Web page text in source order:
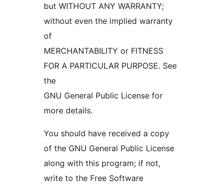
but WITHOUT ANY WARRANTY;
without even the implied warranty
of
MERCHANTABILITY or FITNESS
FOR A PARTICULAR PURPOSE. See
the
GNU General Public License for
more details.
You should have received a copy
of the GNU General Public License
along with this program; if not,
write to the Free Software